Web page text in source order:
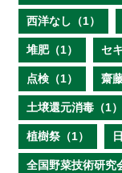
西洋なし（1）
堆肥（1） セ
点検（1） 齋
土壌還元消毒（1）
植樹祭（1）
全国野菜技術研究